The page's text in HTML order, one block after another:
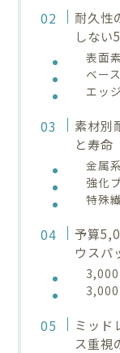
耐久性
しない
表面
ベー
エッ
素材別
と寿命
金属
強化
特殊
予算
ウスパ
ミッド
ス重視